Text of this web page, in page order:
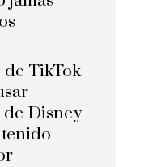
de TikTok
Disney